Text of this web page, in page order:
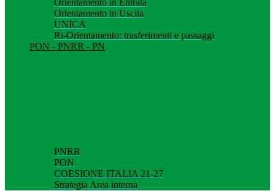
Orientamento in Entrata
Orientamento in Uscita
UNICA
Ri-Orientamento: trasferimenti e passaggi
PON - PNRR - PN
PNRR
PON
COESIONE ITALIA 21-27
Strategia Area interna